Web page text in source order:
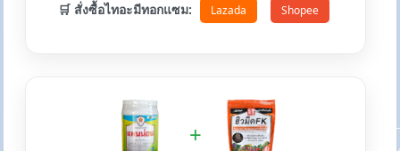
🛒 สั่งซื้อไทอะมีทอกแซม: Lazada Shopee
+